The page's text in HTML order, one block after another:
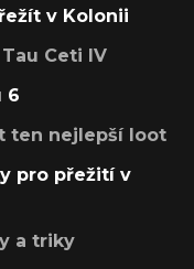
v Kolonii
Ceti IV
6
ten nejlepší loot
pro přežití v
a triky